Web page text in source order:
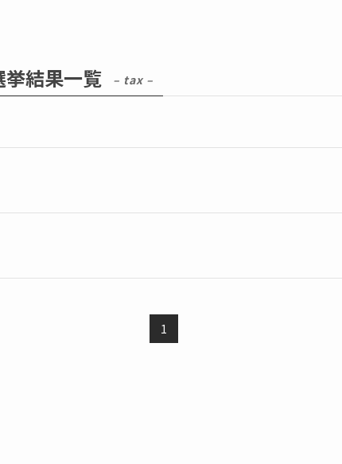
挙結果一覧 – tax –
1